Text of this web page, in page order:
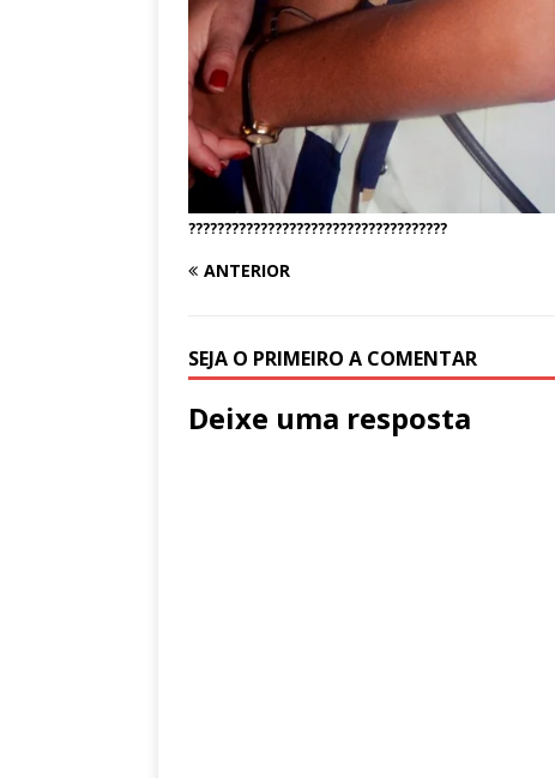
????????????????????????????????????
ANTERIOR
SEJA O PRIMEIRO A COMENTAR
Deixe uma resposta